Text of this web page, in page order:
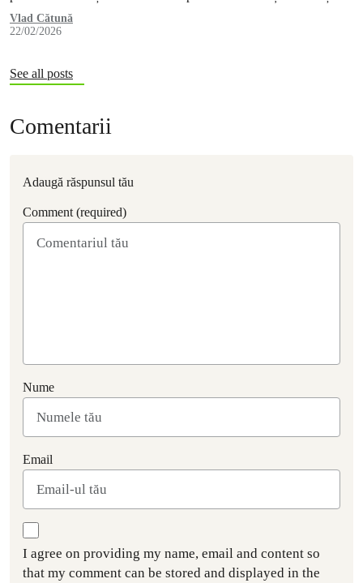
criză, dacă vrem să protejăm oamenii și să reducem vulnerabilitatea
societății în fața violenței și autoritarismului.
Vlad Cătună
22/02/2026
See all posts
Comentarii
Adaugă răspunsul tău
Comment (required)
Nume
Email
I agree on providing my name, email and content so
that my comment can be stored and displayed in the